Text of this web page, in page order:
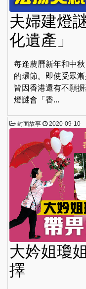
夫婦建燈
化遺產」
每逢農曆新年和中
的環節。即使受眾
皆因香港還有不願
燈謎會「香...
封面故事 2020-09-10
大妗姐瓊
擇